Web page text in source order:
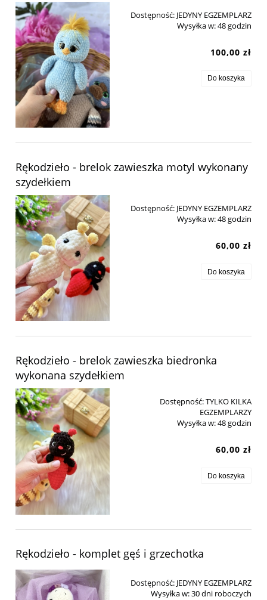
Dostępność: JEDYNY EGZEMPLARZ
Wysyłka w:48 godzin
100,00 zł
Do koszyka
Rękodzieło - brelok zawieszka motyl wykonany
szydełkiem
Dostępność: JEDYNY EGZEMPLARZ
Wysyłka w:48 godzin
60,00 zł
Do koszyka
Rękodzieło - brelok zawieszka biedronka
wykonana szydełkiem
Dostępność:TYLKO KILKA
EGZEMPLARZY
Wysyłka w:48 godzin
60,00 zł
Do koszyka
Rękodzieło - komplet gęś i grzechotka
Dostępność: JEDYNY EGZEMPLARZ
Wysyłka w:30 dni roboczych